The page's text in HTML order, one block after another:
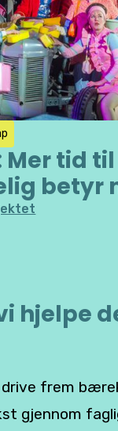
Mer tid
betyr
hjelpe
drive frem
gjennom